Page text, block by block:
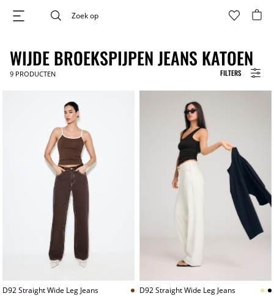
FILTERS
WIJDE BROEKSPIJPEN JEANS KATOEN
9 PRODUCTEN
D92 Straight Wide Leg Jeans
D92 Straight Wide Leg Jeans